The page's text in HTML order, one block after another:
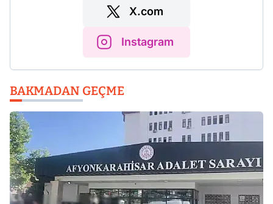
X.com
Instagram
BAKMADAN GEÇME